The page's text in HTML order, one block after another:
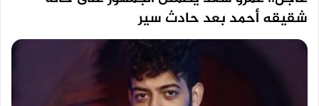
شقيقه أحمد بعد حادث سير